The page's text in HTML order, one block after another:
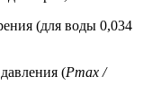
(для воды 0,034
(Pmax /